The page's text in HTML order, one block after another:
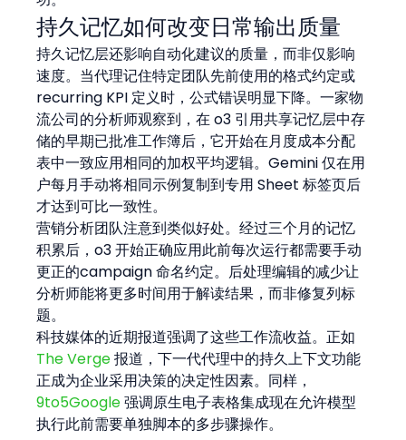
持久记忆如何改变日常输出质量
持久记忆层还影响自动化建议的质量，而非仅影响
速度。当代理记住特定团队先前使用的格式约定或
recurring KPI 定义时，公式错误明显下降。一家物
流公司的分析师观察到，在 o3 引用共享记忆层中存
储的早期已批准工作簿后，它开始在月度成本分配
表中一致应用相同的加权平均逻辑。Gemini 仅在用
户每月手动将相同示例复制到专用 Sheet 标签页后
才达到可比一致性。
营销分析团队注意到类似好处。经过三个月的记忆
积累后，o3 开始正确应用此前每次运行都需要手动
更正的campaign 命名约定。后处理编辑的减少让
分析师能将更多时间用于解读结果，而非修复列标
题。
科技媒体的近期报道强调了这些工作流收益。正如
The Verge 报道，下一代代理中的持久上下文功能
正成为企业采用决策的决定性因素。同样，
9to5Google 强调原生电子表格集成现在允许模型
执行此前需要单独脚本的多步骤操作。